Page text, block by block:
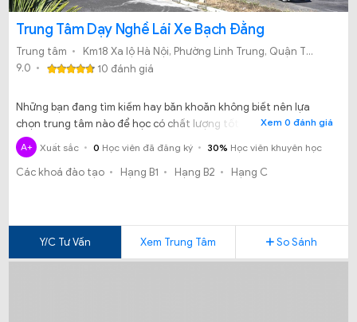
Trung Tâm Dạy Nghề Lái Xe Bạch Đằng
Trung tâm
Km18 Xa lộ Hà Nội, Phường Linh Trung, Quận Thủ Đức, TP.HCM Khóa học:
9.0
10 đánh giá
Những bạn đang tìm kiếm hay băn khoăn không biết nên lựa
chọn trung tâm nào để học có chất lượng tốt mà lại có bằng
sớm, sự lựa chọn tốt nhất dành cho bạn chính là Trung tâm đào
tạo lái xe Bạch Đằng.
Xem 0 đánh giá
A+ Xuất sắc 0 Học viên đã đăng ký 30% Học viên khuyên học
Các khoá đào tạo Hạng B1 Hạng B2 Hạng C
Y/C Tư Vấn Xem Trung Tâm So Sánh